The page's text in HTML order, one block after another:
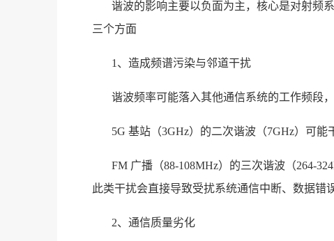
谐波的影响主要以负面为主，核心是对射频
三个方面
1、造成频谱污染与邻道干扰
谐波频率可能落入其他通信系统的工作频段，
5G 基站（3GHz）的二次谐波（7GHz）可能
FM 广播（88-108MHz）的三次谐波（264-
此类干扰会直接导致受扰系统通信中断、数据错
2、通信质量劣化